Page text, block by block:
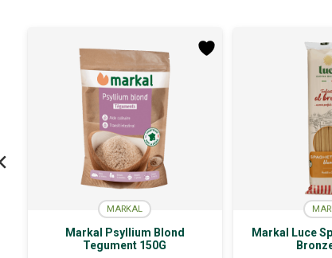
MARKAL
Markal Psyllium Blond
Tegument 150G
Markal Luce